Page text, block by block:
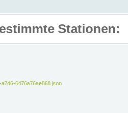
Stationen:
6476a76ae868.json